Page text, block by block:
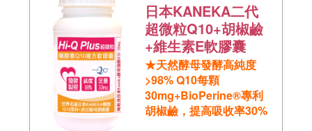
日本KANEKA二代
超微粒Q10+胡椒鹼
+維生素E軟膠囊
★天然酵母發酵高純度
>98% Q10每顆
30mg+BioPerine®專利
胡椒鹼，提高吸收率30%